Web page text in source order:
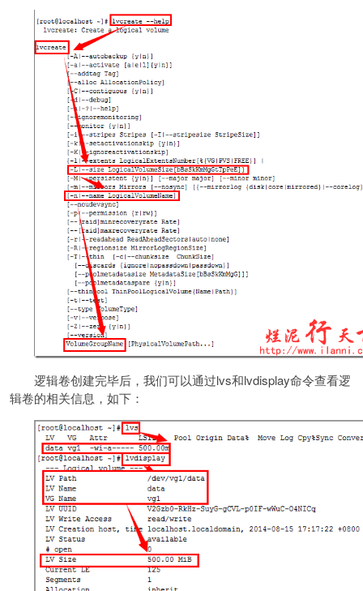
逻辑卷创建完毕后，我们可以通过lvs和lvdisplay命令查看逻
辑卷的相关信息，如下：